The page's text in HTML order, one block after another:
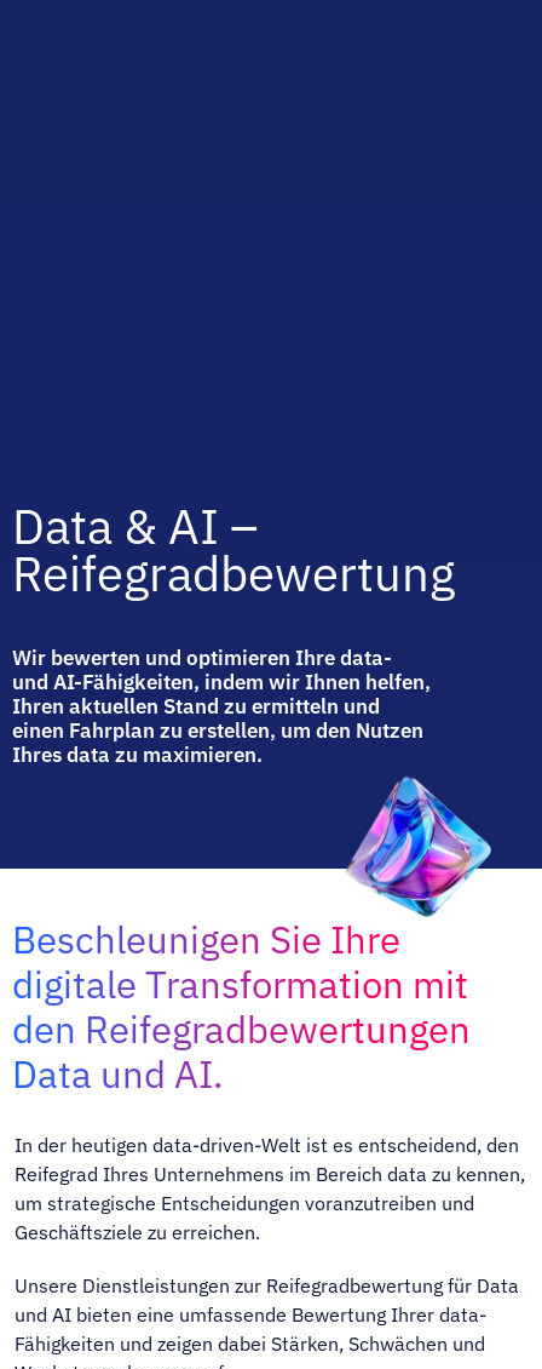
Data & AI –
Reifegradbewertung
Wir bewerten und optimieren Ihre data-
und AI-Fähigkeiten, indem wir Ihnen helfen,
Ihren aktuellen Stand zu ermitteln und
einen Fahrplan zu erstellen, um den Nutzen
Ihres data zu maximieren.
Beschleunigen Sie Ihre
digitale Transformation mit
den Reifegradbewertungen
Data und AI.
In der heutigen data-driven-Welt ist es entscheidend, den
Reifegrad Ihres Unternehmens im Bereich data zu kennen,
um strategische Entscheidungen voranzutreiben und
Geschäftsziele zu erreichen.
Unsere Dienstleistungen zur Reifegradbewertung für Data
und AI bieten eine umfassende Bewertung Ihrer data-
Fähigkeiten und zeigen dabei Stärken, Schwächen und